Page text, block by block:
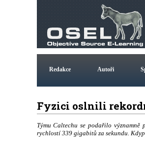
Redakce Autoři
Fyzici oslnili
Týmu Caltechu se podařilo
rychlostí 339 gigabitů za sekundu.